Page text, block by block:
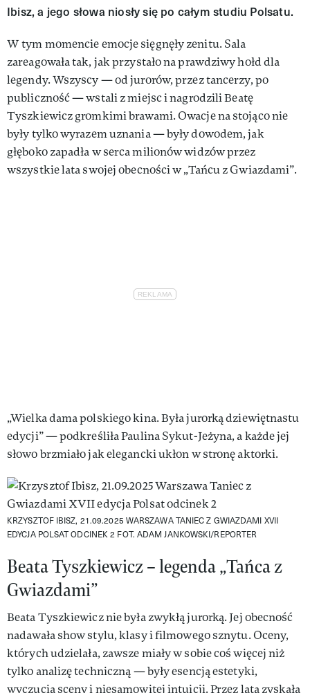
Ibisz, a jego słowa niosły się po całym studiu Polsatu.
W tym momencie emocje sięgnęły zenitu. Sala
zareagowała tak, jak przystało na prawdziwy hołd dla
legendy. Wszyscy — od jurorów, przez tancerzy, po
publiczność — wstali z miejsc i nagrodzili Beatę
Tyszkiewicz gromkimi brawami. Owacje na stojąco nie
były tylko wyrazem uznania — były dowodem, jak
głęboko zapadła w serca milionów widzów przez
wszystkie lata swojej obecności w „Tańcu z Gwiazdami”.
„Wielka dama polskiego kina. Była jurorką dziewiętnastu
edycji” — podkreśliła Paulina Sykut-Jeżyna, a każde jej
słowo brzmiało jak elegancki ukłon w stronę aktorki.
KRZYSZTOF IBISZ, 21.09.2025 WARSZAWA TANIEC Z GWIAZDAMI XVII
EDYCJA POLSAT ODCINEK 2 FOT. ADAM JANKOWSKI/REPORTER
Beata Tyszkiewicz – legenda „Tańca z
Gwiazdami”
Beata Tyszkiewicz nie była zwykłą jurorką. Jej obecność
nadawała show stylu, klasy i filmowego sznytu. Oceny,
których udzielała, zawsze miały w sobie coś więcej niż
tylko analizę techniczną — były esencją estetyki,
wyczucia sceny i niesamowitej intuicji. Przez lata zyskała